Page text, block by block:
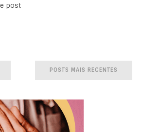
post
POSTS MAIS RECENTES